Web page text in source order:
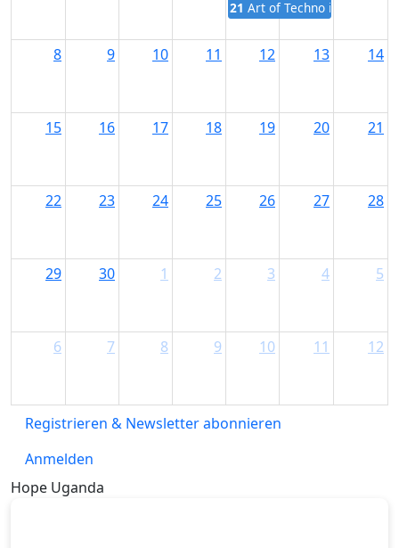
21:00Art of Techno im Barfly
8 9 10 11 12 13 14
15 16 17 18 19 20 21
22 23 24 25 26 27 28
29 30 1 2 3 4 5
6 7 8 9 10 11 12
Registrieren & Newsletter abonnieren
Anmelden
Hope Uganda